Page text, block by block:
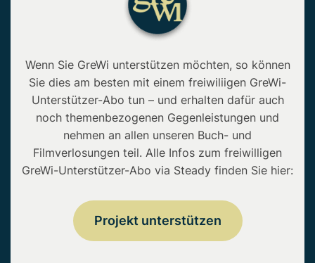
Wenn Sie GreWi unterstützen möchten, so können
Sie dies am besten mit einem freiwiliigen GreWi-
Unterstützer-Abo tun – und erhalten dafür auch
noch themenbezogenen Gegenleistungen und
nehmen an allen unseren Buch- und
Filmverlosungen teil. Alle Infos zum freiwilligen
GreWi-Unterstützer-Abo via Steady finden Sie hier:
Projekt unterstützen